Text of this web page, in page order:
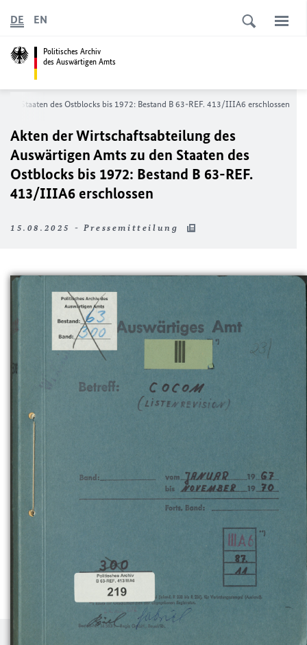
Politisches Archiv
des Auswärtigen Amts
DE EN
Staaten des Ostblocks bis 1972: Bestand B 63-REF. 413/IIIA6 erschlossen
Akten der Wirtschaftsabteilung des
Auswärtigen Amts zu den Staaten des
Ostblocks bis 1972: Bestand B 63-REF.
413/IIIA6 erschlossen
15.08.2025 - Pressemitteilung